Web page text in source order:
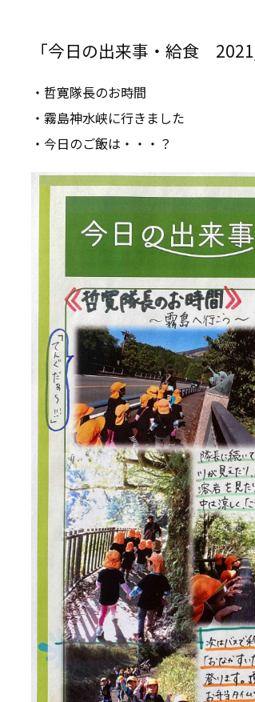
「今日の出来事・給食
・哲寛隊長のお時間
・霧島神水峡に行きました
・今日のご飯は・・・？